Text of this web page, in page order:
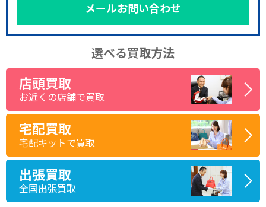
メールお問い合わせ
選べる買取方法
店頭買取
お近くの店舗で買取
宅配買取
宅配キットで買取
出張買取
全国出張買取